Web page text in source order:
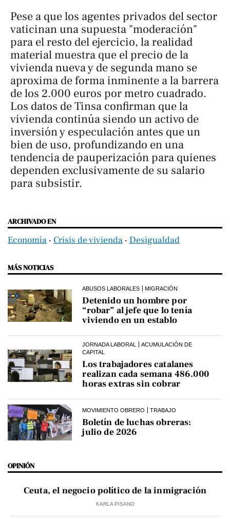
Pese a que los agentes privados del sector
vaticinan una supuesta "moderación"
para el resto del ejercicio, la realidad
material muestra que el precio de la
vivienda nueva y de segunda mano se
aproxima de forma inminente a la barrera
de los 2.000 euros por metro cuadrado.
Los datos de Tinsa confirman que la
vivienda continúa siendo un activo de
inversión y especulación antes que un
bien de uso, profundizando en una
tendencia de pauperización para quienes
dependen exclusivamente de su salario
para subsistir.
ARCHIVADO EN
Economía ‧ Crisis de vivienda ‧ Desigualdad
MÁS NOTICIAS
ABUSOS LABORALES MIGRACIÓN
Detenido un hombre por
“robar” al jefe que lo tenía
viviendo en un establo
JORNADA LABORAL
ACUMULACIÓN DE
CAPITAL
Los trabajadores catalanes
realizan cada semana 486.000
horas extras sin cobrar
MOVIMIENTO OBRERO TRABAJO
Boletín de luchas obreras:
julio de 2026
OPINIÓN
Ceuta, el negocio político de la inmigración
KARLA PISANO